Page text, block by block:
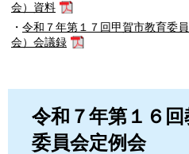
会）資料
・ 令和７年第１７回甲賀市教育委
会）会議録
令和７年第１６回
委員会定例会